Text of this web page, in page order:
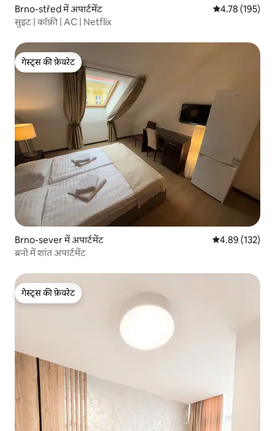
Brno-střed में अपार्टमेंट औसत रेटिंग 5 में से
4.78 (195)
सुइट | कॉफ़ी | AC | Netflix
गेस्ट्स की फ़ेवरेट
गेस्ट्स की फ़ेवरेट
Brno-sever में अपार्टमेंट औसत रेटिंग 5 में से
4.89 (132)
ब्रनो में शांत अपार्टमेंट
गेस्ट्स की फ़ेवरेट
गेस्ट्स की फ़ेवरेट